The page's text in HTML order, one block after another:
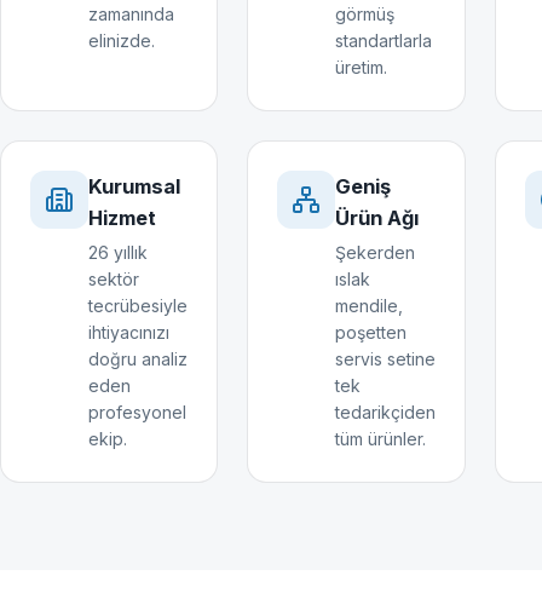
zamanında
elinizde.
görmüş
standartlarla
üretim.
Kurumsal
Hizmet
26 yıllık
sektör
tecrübesiyle
ihtiyacınızı
doğru analiz
eden
profesyonel
ekip.
Geniş
Ürün Ağı
Şekerden
ıslak
mendile,
poşetten
servis setine
tek
tedarikçiden
tüm ürünler.